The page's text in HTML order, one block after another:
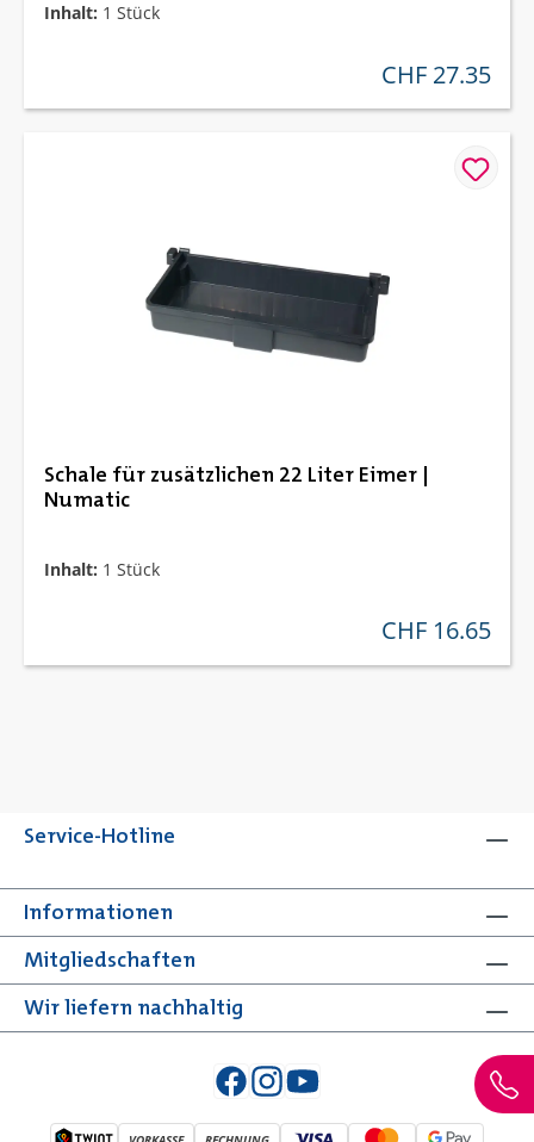
Inhalt: 1 Stück
regulärer preis:
CHF 27.35
Schale für zusätzlichen 22 Liter Eimer |
Numatic
Inhalt: 1 Stück
regulärer preis:
CHF 16.65
Service-Hotline
Mitgliedschaften
Informationen
Wir liefern nachhaltig